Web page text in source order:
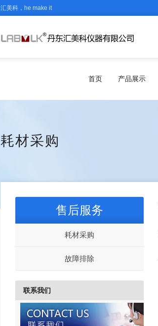
汇美科，he make it
首页 产品展示
耗材采购
售后服务
耗材采购
故障排除
联系我们